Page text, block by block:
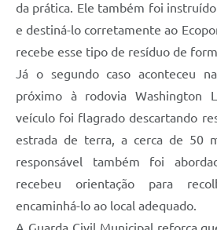
da prática. Ele também foi
e destiná-lo corretamente ao
recebe esse tipo de resíduo de
Já o segundo caso aconteceu
próximo à rodovia Washington
veículo foi flagrado descartando
estrada de terra, a cerca de 50
responsável também foi
recebeu orientação para
encaminhá-lo ao local adequado.